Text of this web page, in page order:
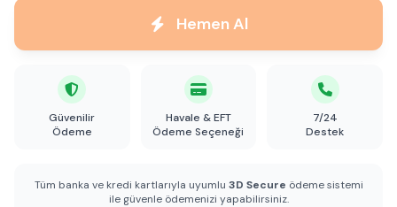
Hemen Al
Güvenilir
Ödeme
Havale & EFT
Ödeme Seçeneği
7/24
Destek
Tüm banka ve kredi kartlarıyla uyumlu 3D Secure ödeme sistemi
ile güvenle ödemenizi yapabilirsiniz.